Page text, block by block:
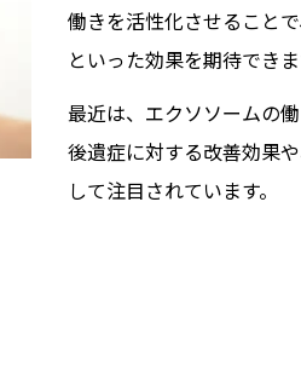
働きを活性化させること
といった効果を期待できま
最近は、エクソソームの
後遺症に対する改善効果
して注目されています。